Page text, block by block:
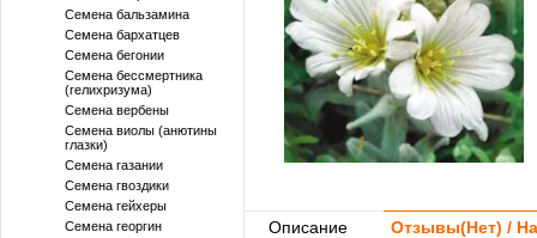
Семена бальзамина
Семена бархатцев
Семена бегонии
Семена бессмертника
(гелихризума)
Семена вербены
Семена виолы (анютины
глазки)
Семена газании
Семена гвоздики
Семена гейхеры
Семена георгин
Описание Отзывы(Нет) /